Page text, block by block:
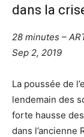
dans la
28 minutes –
Sep 2, 2019
La poussée de
lendemain des
forte hausse
dans l’ancienne